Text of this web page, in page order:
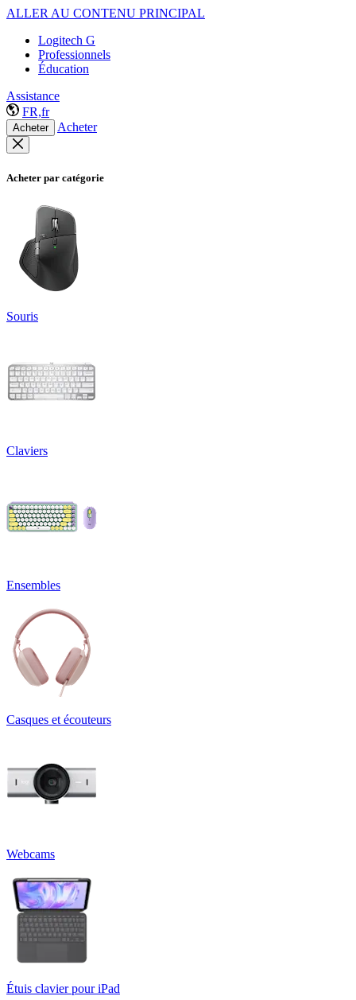
ALLER AU CONTENU PRINCIPAL
Logitech G
Professionnels
Éducation
Assistance
FR,fr
Acheter Acheter
Acheter par catégorie
Souris
Claviers
Ensembles
Casques et écouteurs
Webcams
Étuis clavier pour iPad